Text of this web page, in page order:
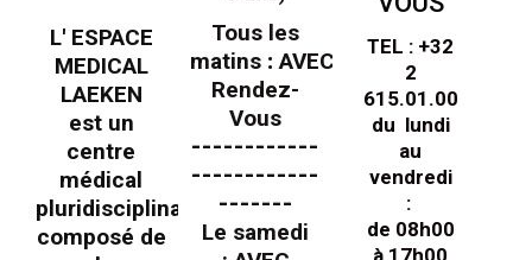
L' ESPACE
MEDICAL
LAEKEN
est un
centre
médical
pluridisciplinaire
composé de
Tous les
matins :AVEC
Rendez-
Vous
------------
------------
-------
Le samedi
TEL : +32
2
615.01.00
du lundi
au
vendredi
:
de 08h00